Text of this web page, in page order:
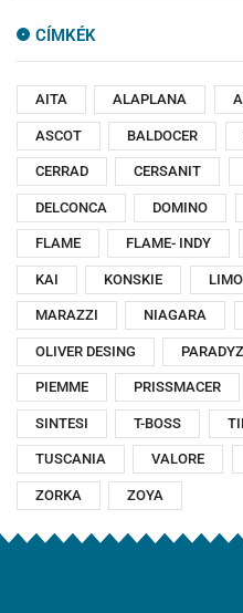
CÍMKÉK
AITA ALAPLANA
ASCOT BALDOCER
CERRAD CERSANIT
DELCONCA DOMINO
FLAME FLAME- INDY
KAI KONSKIE
MARAZZI NIAGARA
OLIVER DESING PARADYZ
PIEMME PRISSMACER
SINTESI T-BOSS
TUSCANIA VALORE
ZORKA ZOYA